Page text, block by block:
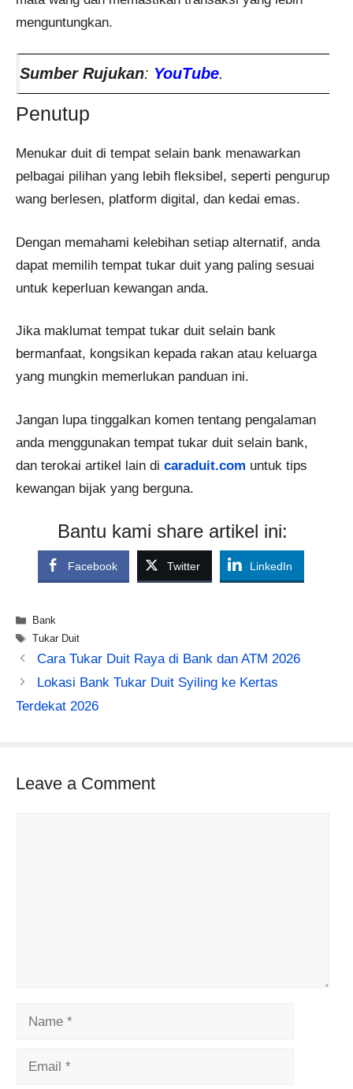
menguntungkan.
Sumber Rujukan: YouTube.
Penutup
Menukar duit di tempat selain bank menawarkan
pelbagai pilihan yang lebih fleksibel, seperti pengurup
wang berlesen, platform digital, dan kedai emas.
Dengan memahami kelebihan setiap alternatif, anda
dapat memilih tempat tukar duit yang paling sesuai
untuk keperluan kewangan anda.
Jika maklumat tempat tukar duit selain bank
bermanfaat, kongsikan kepada rakan atau keluarga
yang mungkin memerlukan panduan ini.
Jangan lupa tinggalkan komen tentang pengalaman
anda menggunakan tempat tukar duit selain bank,
dan terokai artikel lain di caraduit.com untuk tips
kewangan bijak yang berguna.
Bantu kami share artikel ini:
Facebook Twitter LinkedIn
Categories
Bank
Tags
Tukar Duit
Cara Tukar Duit Raya di Bank dan ATM 2026
Lokasi Bank Tukar Duit Syiling ke Kertas
Terdekat 2026
Leave a Comment
Name
Email